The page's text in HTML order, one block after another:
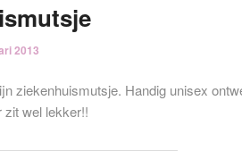
2013
ziekenhuismutsje. Handig unisex
zit wel lekker!!